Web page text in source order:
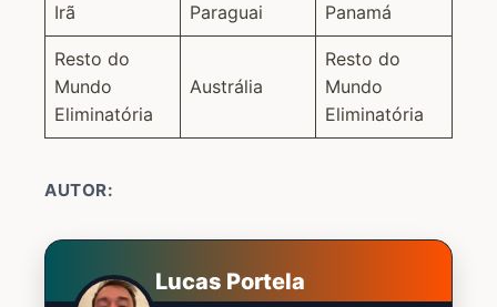
Irã Paraguai Panamá
Resto do
Mundo
Eliminatória
Austrália
Resto do
Mundo
Eliminatória
AUTOR:
Lucas Portela